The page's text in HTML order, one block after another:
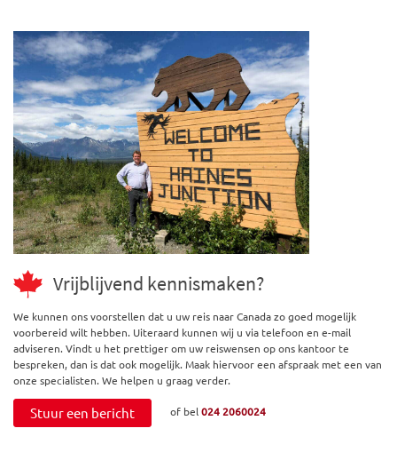
Vrijblijvend kennismaken?
We kunnen ons voorstellen dat u uw reis naar Canada zo goed mogelijk
voorbereid wilt hebben. Uiteraard kunnen wij u via telefoon en e-mail
adviseren. Vindt u het prettiger om uw reiswensen op ons kantoor te
bespreken, dan is dat ook mogelijk. Maak hiervoor een afspraak met een van
onze specialisten. We helpen u graag verder.
Stuur een bericht of bel024 2060024